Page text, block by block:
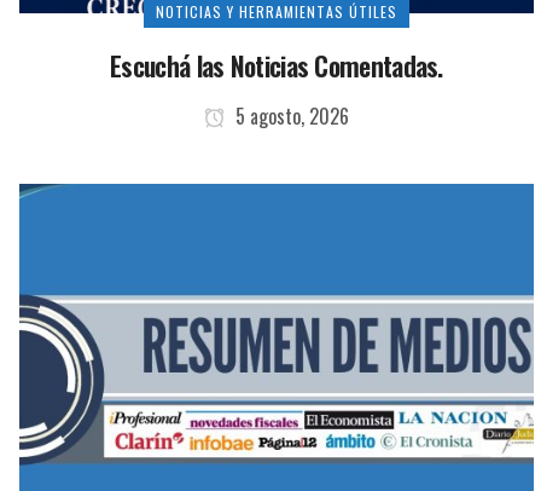
NOTICIAS Y HERRAMIENTAS ÚTILES
Escuchá las Noticias Comentadas.
5 agosto, 2026